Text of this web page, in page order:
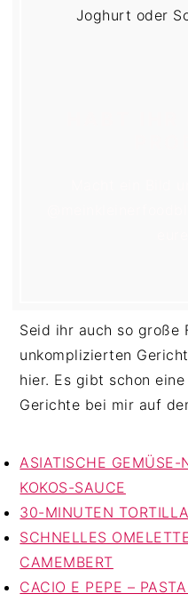
Joghurt oder
Seid ihr auch so große
unkomplizierten
hier. Es gibt schon
Gerichte bei mir auf
ASIATISCHE GEMÜSE-
KOKOS-SAUCE
30-MINUTEN
SCHNELLES
CAMEMBERT
CACIO E PEPE –